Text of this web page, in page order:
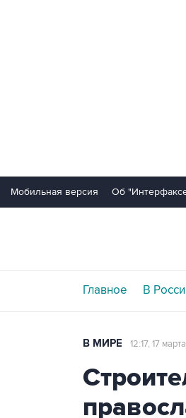
Мобильная версия Об
Главное В
В МИРЕ 12:17, 17